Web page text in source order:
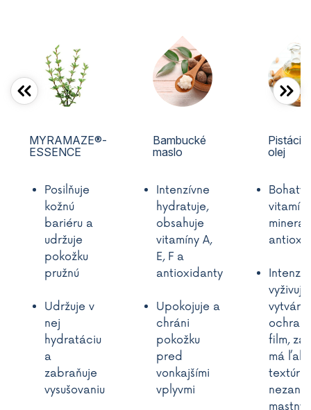
MYRAMAZE®-
ESSENCE
Posilňuje
kožnú
bariéru a
udržuje
pokožku
pružnú
Udržuje v
nej
hydratáciu
a
zabraňuje
vysušovaniu
Bambucké
maslo
Intenzívne
hydratuje,
obsahuje
vitamíny A,
E, F a
antioxidanty
Upokojuje a
chráni
pokožku
pred
vonkajšími
vplyvmi
olej
Bohatý
vytvára
film,
má